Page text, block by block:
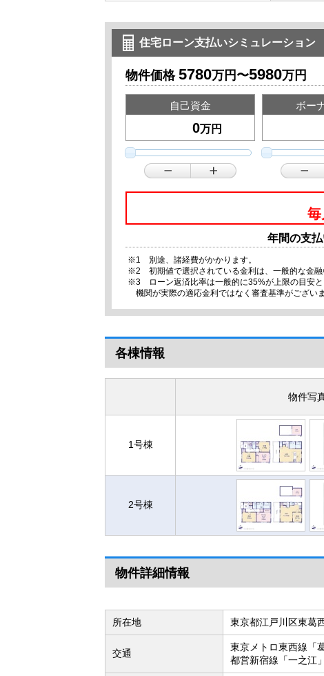
住宅ローン支払いシミュレーション
物件価格 5780万円〜5980万円
自己資金
万円
ボー
年間の支
※1 別途、諸経費がかかります。
※2 初期値で選択されている金利は、一般的な金融
※3 ローン返済比率は一般的に35%が上限の目安と
機関が実際の適応金利ではなく審査基準がございま
各棟情報
物件写
1号棟
2号棟
物件詳細情報
所在地 東京都江戸川区東葛
交通
東京メトロ東西線「
都営新宿線「一之江